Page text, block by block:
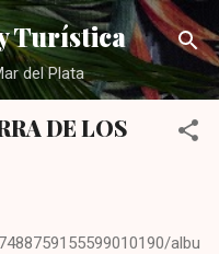
Turística
del Plata
DE LOS
albu